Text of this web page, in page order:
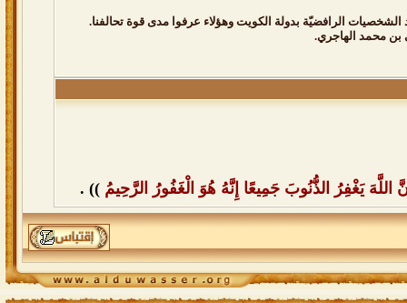
الرافضيّة بدولة الكويت وهؤلاء عرفوا مدى قوة تحالفنا.
بن محمد الهاجري.
يَغْفِرُ الذُّنُوبَ جَمِيعًا إِنَّهُ هُوَ الْغَفُورُ الرَّحِيمُ)) .